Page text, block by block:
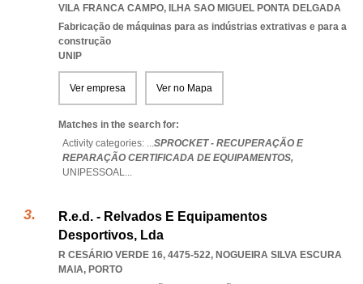
VILA FRANCA CAMPO, ILHA SAO MIGUEL PONTA DELGADA
Fabricação de máquinas para as indústrias extrativas e para a
construção
UNIP
Ver empresa Ver no Mapa
Matches in the search for:
Activity categories: ...SPROCKET - RECUPERAÇÃO E
REPARAÇÃO CERTIFICADA DE EQUIPAMENTOS,
UNIPESSOAL...
R.e.d. - Relvados E Equipamentos
Desportivos, Lda
R CESÁRIO VERDE 16, 4475-522, NOGUEIRA SILVA ESCURA
MAIA, PORTO